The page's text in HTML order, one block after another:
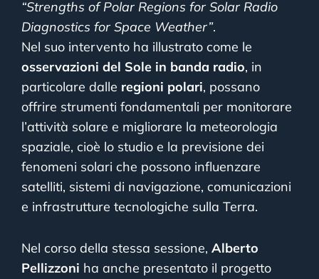
“Strengths of Polar Regions for Solar Radio
Diagnostics for Space Weather”.
Nel suo intervento ha illustrato come le
osservazioni del Sole in banda radio, in
particolare dalle regioni polari, possano
offrire strumenti fondamentali per monitorare
l’attività solare e migliorare la meteorologia
spaziale, cioè lo studio e la previsione dei
fenomeni solari che possono influenzare
satelliti, sistemi di navigazione, comunicazioni
e infrastrutture tecnologiche sulla Terra.
Nel corso della stessa sessione, Alberto
Pellizzoni ha anche presentato il progetto